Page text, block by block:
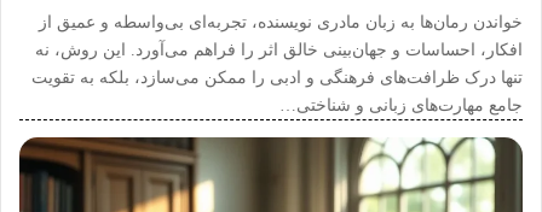
خواندن رمان‌ها به زبان مادری نویسنده، تجربه‌ای بی‌واسطه و عمیق از
افکار، احساسات و جهان‌بینی خالق اثر را فراهم می‌آورد. این روش، نه
تنها درک ظرافت‌های فرهنگی و ادبی را ممکن می‌سازد، بلکه به تقویت
جامع مهارت‌های زبانی و شناختی…